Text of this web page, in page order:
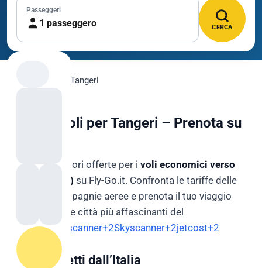
Passeggeri
1 passeggero CERCA
Tangeri
Offerte Voli per Tangeri – Prenota su
Scopri le migliori offerte per i voli economici verso
Tangeri (TNG) su Fly-Go.it. Confronta le tariffe delle
principali compagnie aeree e prenota il tuo viaggio
verso una delle città più affascinanti del
Marocco.Skyscanner+2Skyscanner+2jetcost+2
🛫 Voli Diretti dall’Italia